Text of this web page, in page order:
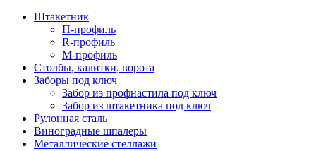
Штакетник
П-профиль
R-профиль
М-профиль
Столбы, калитки, ворота
Заборы под ключ
Забор из профнастила под ключ
Забор из штакетника под ключ
Рулонная сталь
Виноградные шпалеры
Металлические стеллажи